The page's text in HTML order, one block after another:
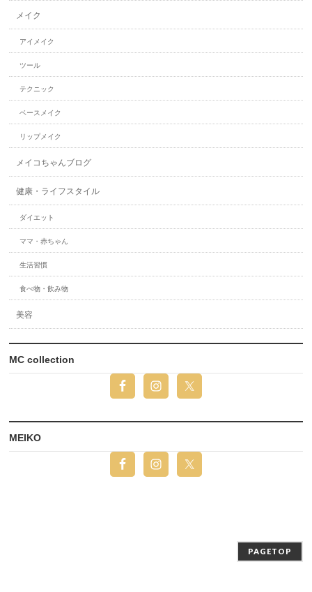
メイク
アイメイク
ツール
テクニック
ベースメイク
リップメイク
メイコちゃんブログ
健康・ライフスタイル
ダイエット
ママ・赤ちゃん
生活習慣
食べ物・飲み物
美容
MC collection
MEIKO
PAGETOP